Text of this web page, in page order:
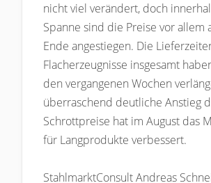
nicht viel verändert, doch
Spanne sind die Preise vor allem
Ende angestiegen. Die
Flacherzeugnisse insgesamt
den vergangenen Wochen
überraschend deutliche Anstieg
Schrottpreise hat im August das
für Langprodukte verbessert.
StahlmarktConsult Andreas